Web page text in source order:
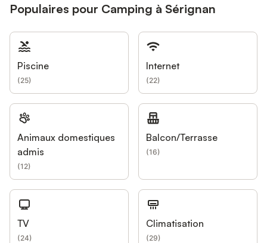
Populaires pour Camping à Sérignan
Piscine
(25)
Internet
(22)
Animaux domestiques
admis
(12)
Balcon/Terrasse
(16)
TV
(24)
Climatisation
(29)